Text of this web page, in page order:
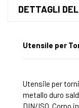
DETTAGLI
Utensile per
Utensile per
metallo duro
DIN/ISO. Corpo